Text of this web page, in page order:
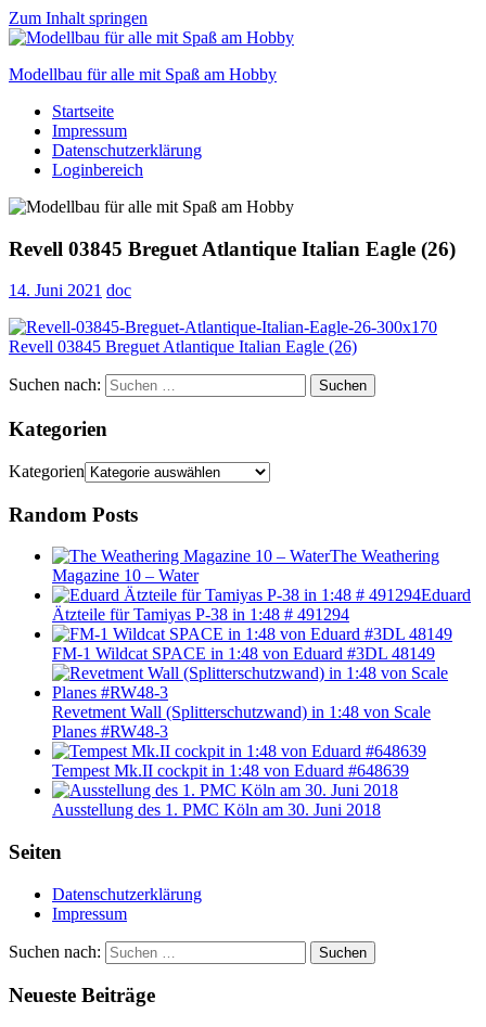
Zum Inhalt springen
Modellbau für alle mit Spaß am Hobby
Scale
modelling
to
Startseite
Impressum
Datenschutzerklärung
Loginbereich
Revell 03845 Breguet Atlantique Italian Eagle (26)
14. Juni 2021 doc
Suchen nach: Suchen
Kategorien
Kategorien
Random Posts
The Weathering
Magazine 10 – Water
Eduard
Ätzteile für Tamiyas P-38 in 1:48 # 491294
FM-1 Wildcat SPACE in 1:48 von Eduard #3DL 48149
Revetment Wall (Splitterschutzwand) in 1:48 von Scale
Planes #RW48-3
Tempest Mk.II cockpit in 1:48 von Eduard #648639
Ausstellung des 1. PMC Köln am 30. Juni 2018
Seiten
Datenschutzerklärung
Impressum
Suchen nach: Suchen
Neueste Beiträge